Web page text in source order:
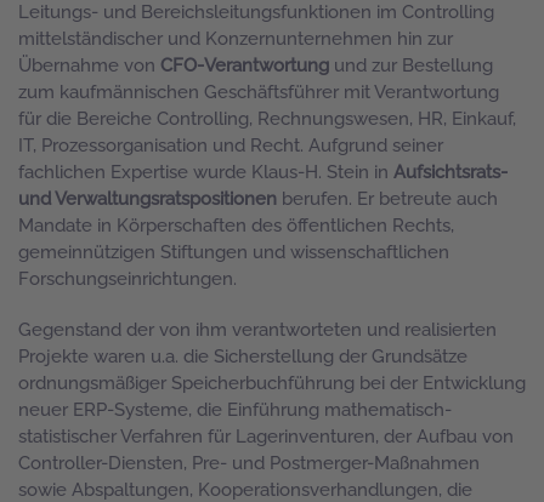
Leitungs- und Bereichsleitungsfunktionen im Controlling
mittelständischer und Konzernunternehmen hin zur
Übernahme von CFO-Verantwortung und zur Bestellung
zum kaufmännischen Geschäftsführer mit Verantwortung
für die Bereiche Controlling, Rechnungswesen, HR, Einkauf,
IT, Prozessorganisation und Recht. Aufgrund seiner
fachlichen Expertise wurde Klaus-H. Stein in Aufsichtsrats-
und Verwaltungsratspositionen berufen. Er betreute auch
Mandate in Körperschaften des öffentlichen Rechts,
gemeinnützigen Stiftungen und wissenschaftlichen
Forschungseinrichtungen.
Gegenstand der von ihm verantworteten und realisierten
Projekte waren u.a. die Sicherstellung der Grundsätze
ordnungsmäßiger Speicherbuchführung bei der Entwicklung
neuer ERP-Systeme, die Einführung mathematisch-
statistischer Verfahren für Lagerinventuren, der Aufbau von
Controller-Diensten, Pre- und Postmerger-Maßnahmen
sowie Abspaltungen, Kooperationsverhandlungen, die